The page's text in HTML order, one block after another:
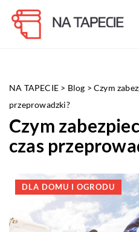
NA TAPECIE > Blog >Czym
przeprowadzki?
Czym
czas
DLA DOMU I OGRODU